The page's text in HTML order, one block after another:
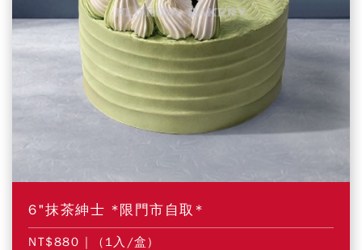
6"抹茶紳士 *限門市自取*
NT$880 | (1入/盒)